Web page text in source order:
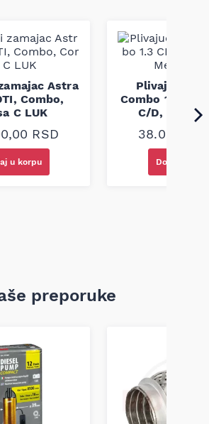
nudi visoke performanse i
savršenim izborom za zamenu kvačila
i drugim kompatibilnim modelima.
Astra
Combo,
C LUK
RSD
u korpu
Plivajući
Combo 1.3
C/D, Meriva
38.000,00
Dodaj u
preporuke